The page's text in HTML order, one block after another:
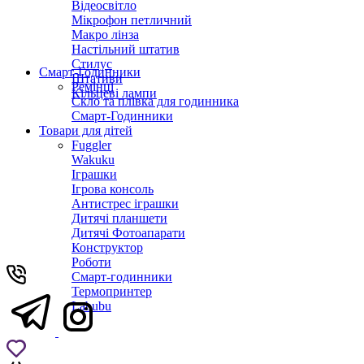
Відеосвітло
Мікрофон петличний
Макро лінза
Настільний штатив
Стилус
Штативи
Кільцеві лампи
Смарт-Годинники
Ремінці
Скло та плівка для годинника
Смарт-Годинники
Товари для дітей
Fuggler
Wakuku
Іграшки
Ігрова консоль
Антистрес іграшки
Дитячi планшети
Дитячі Фотоапарати
Конструктор
Роботи
Смарт-годинники
Термопринтер
Labubu